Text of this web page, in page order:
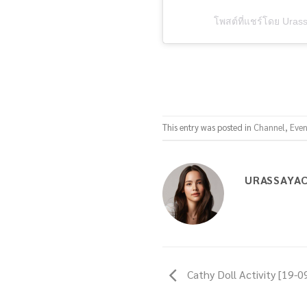
โพสต์ที่แชร์โดย
This entry was posted in Channel,
Cathy Doll Activity [19-